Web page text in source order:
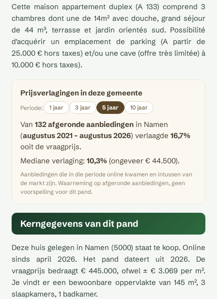
Cette maison appartement duplex (A 133) comprend 3
chambres dont une de 14m² avec douche, grand séjour
de 44 m³, terrasse et jardin orientés sud. Possibilité
d'acquérir un emplacement de parking (A partir de
25.000 € hors taxes) et/ou une cave (offre très limitée) à
10.000 € hors taxes).
Prijsverlagingen in deze gemeente
Periode: 1 jaar 3 jaar 5 jaar 10 jaar
Van 132 afgeronde aanbiedingen in Namen
(augustus 2021 – augustus 2026) verlaagde 16,7%
ooit de vraagprijs.
Mediane verlaging: 10,3% (ongeveer € 44.500).
Aanbiedingen die in die periode online kwamen en intussen van
de markt zijn. Waarneming op afgeronde aanbiedingen, geen
voorspelling voor dit pand.
Kerngegevens van dit pand
Deze huis gelegen in Namen (5000) staat te koop. Online
sinds april 2026. Het pand dateert uit 2026. De
vraagprijs bedraagt € 445.000, ofwel ± € 3.069 per m².
Je vindt er een bewoonbare oppervlakte van 145 m², 3
slaapkamers, 1 badkamer.